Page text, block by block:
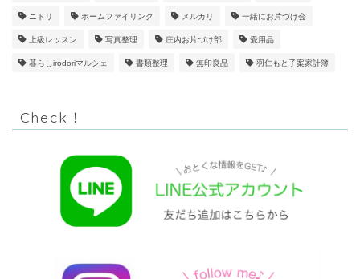
ニトリ ホームファイリング メルカリ 一緒にお片づけ会
上級レッスン 写真整理 庄内お片づけ部 愛用品
暮らしirodoriマルシェ 書類整理 無印良品 羽仁もと子案家計簿
Check！